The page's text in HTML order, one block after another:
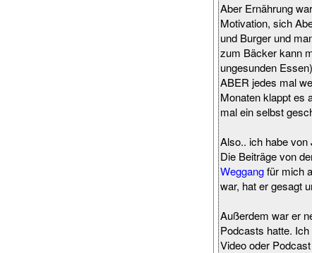
Aber Ernährung
Motivation, sich
und Burger und
zum Bäcker kann
ungesunden
ABER jedes mal
Monaten klappt es
mal ein selbst
Also.. ich habe von
Die Beiträge von
Weggangfür mich
war, hat er gesagt
Außerdem war er
Podcasts hatte.
Video oder